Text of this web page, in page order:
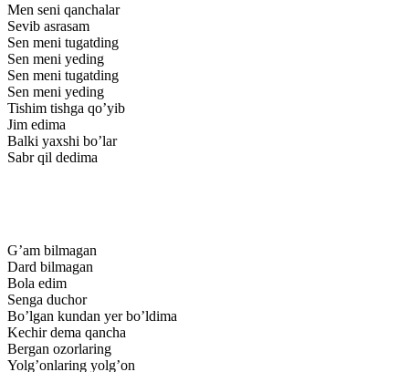
Men seni qanchalar
Sevib asrasam
Sen meni tugatding
Sen meni yeding
Sen meni tugatding
Sen meni yeding
Tishim tishga qo’yib
Jim edima
Balki yaxshi bo’lar
Sabr qil dedima
G’am bilmagan
Dard bilmagan
Bola edim
Senga duchor
Bo’lgan kundan yer bo’ldima
Kechir dema qancha
Bergan ozorlaring
Yolg’onlaring yolg’on